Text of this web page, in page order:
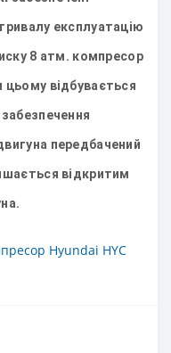
експлуатацію
8 атм. компресор
відбувається
передбачений
відкритим
Hyundai HYC